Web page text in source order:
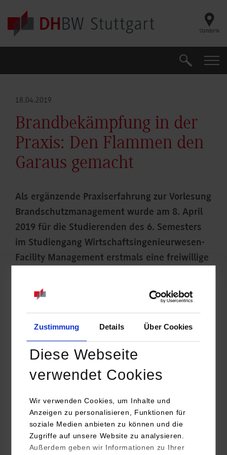
Zustimmung Details Über Cookies
Diese Webseite
verwendet Cookies
Wir verwenden Cookies, um Inhalte und
Anzeigen zu personalisieren, Funktionen für
soziale Medien anbieten zu können und die
Zugriffe auf unsere Website zu analysieren.
Außerdem geben wir Informationen zu Ihrer
Skip to main content
Standorte
Suche
18.04.2019
Brandbekämpfung in der
Praxis: Den Flammen den
Garaus gemacht
Als ergänzende Praxiserfahrung zur Vorlesung
Brandschutzmanagement wurde am 8. April
2019 für die Studierenden des 6. Semesters
im Studiengang Wirtschaftsingenieurwesen-
Facility Management erstmals eine freiwillige
WST Brandschutz angeboten.